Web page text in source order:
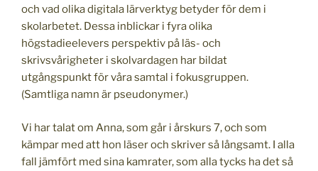
och vad olika digitala lärverktyg betyder för dem i
skolarbetet. Dessa inblickar i fyra olika
högstadieelevers perspektiv på läs- och
skrivsvårigheter i skolvardagen har bildat
utgångspunkt för våra samtal i fokusgruppen.
(Samtliga namn är pseudonymer.)
Vi har talat om Anna, som går i årskurs 7, och som
kämpar med att hon läser och skriver så långsamt. I alla
fall jämfört med sina kamrater, som alla tycks ha det så